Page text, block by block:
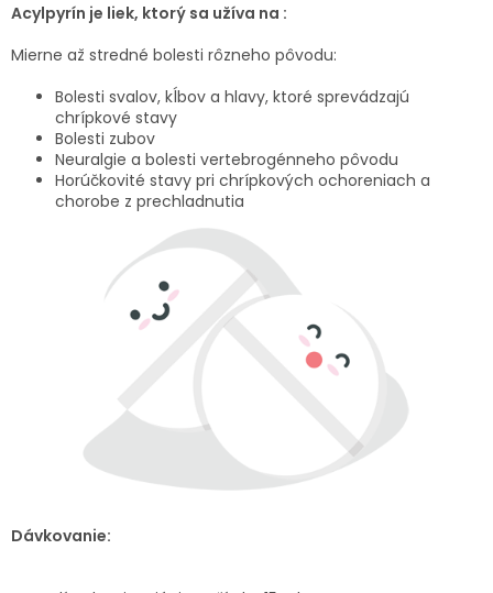
Acylpyrín je liek, ktorý sa užíva na :
Mierne až stredné bolesti rôzneho pôvodu:
Bolesti svalov, kĺbov a hlavy, ktoré sprevádzajú
chrípkové stavy
Bolesti zubov
Neuralgie a bolesti vertebrogénneho pôvodu
Horúčkovité stavy pri chrípkových ochoreniach a
chorobe z prechladnutia
Dávkovanie: